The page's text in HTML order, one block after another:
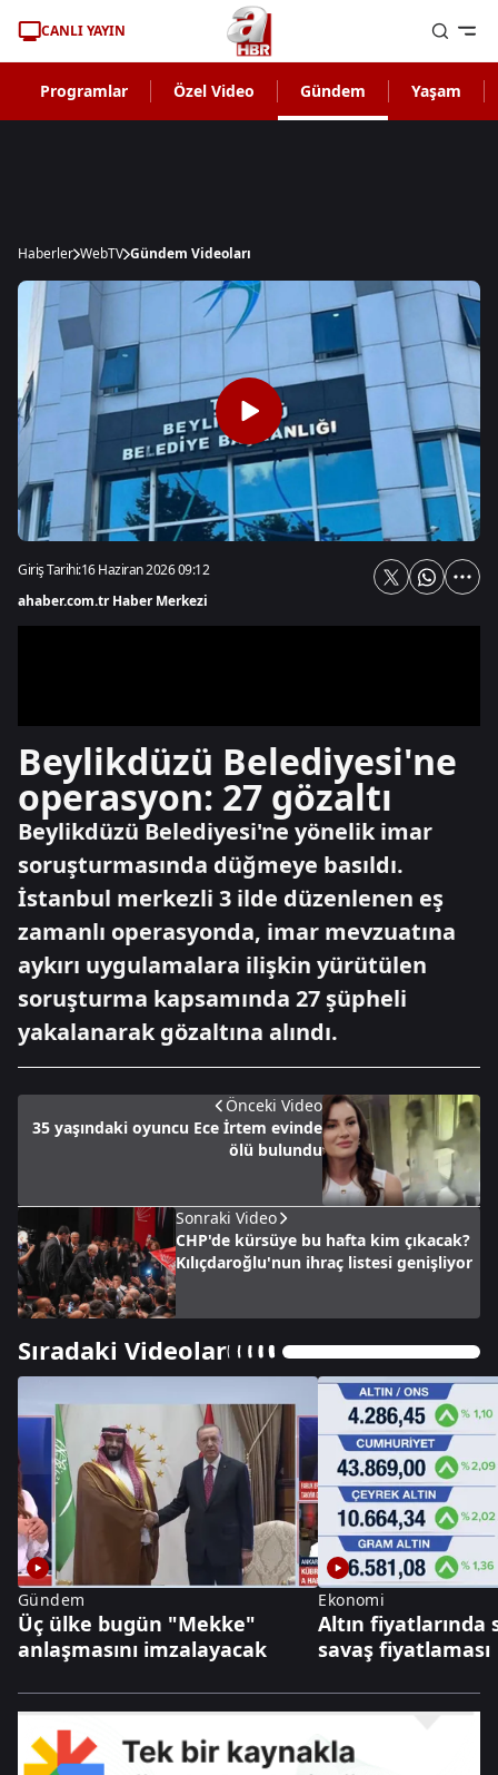
CANLI YAYIN
Programlar Özel Video Gündem Yaşam
Haberler WebTV Gündem Videoları
Giriş Tarihi:16 Haziran 2026 09:12
ahaber.com.tr Haber Merkezi
Beylikdüzü Belediyesi'ne
operasyon: 27 gözaltı
Beylikdüzü Belediyesi'ne yönelik imar
soruşturmasında düğmeye basıldı.
İstanbul merkezli 3 ilde düzenlenen eş
zamanlı operasyonda, imar mevzuatına
aykırı uygulamalara ilişkin yürütülen
soruşturma kapsamında 27 şüpheli
yakalanarak gözaltına alındı.
Önceki Video
35 yaşındaki oyuncu Ece İrtem evinde
ölü bulundu
Sonraki Video
CHP'de kürsüye bu hafta kim çıkacak?
Kılıçdaroğlu'nun ihraç listesi genişliyor
Sıradaki Videolar
Gündem
Üç ülke bugün "Mekke"
anlaşmasını imzalayacak
Ekonomi
Altın fiyatlarında
savaş fiyatlaması